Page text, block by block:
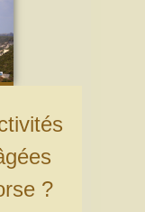
?